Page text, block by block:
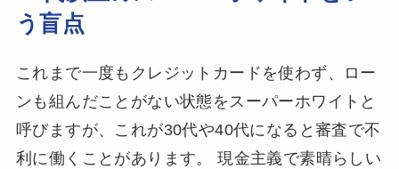
う盲点
これまで一度もクレジットカードを使わず、ロー
ンも組んだことがない状態をスーパーホワイトと
呼びますが、これが30代や40代になると審査で不
利に働くことがあります。 現金主義で素晴らしい